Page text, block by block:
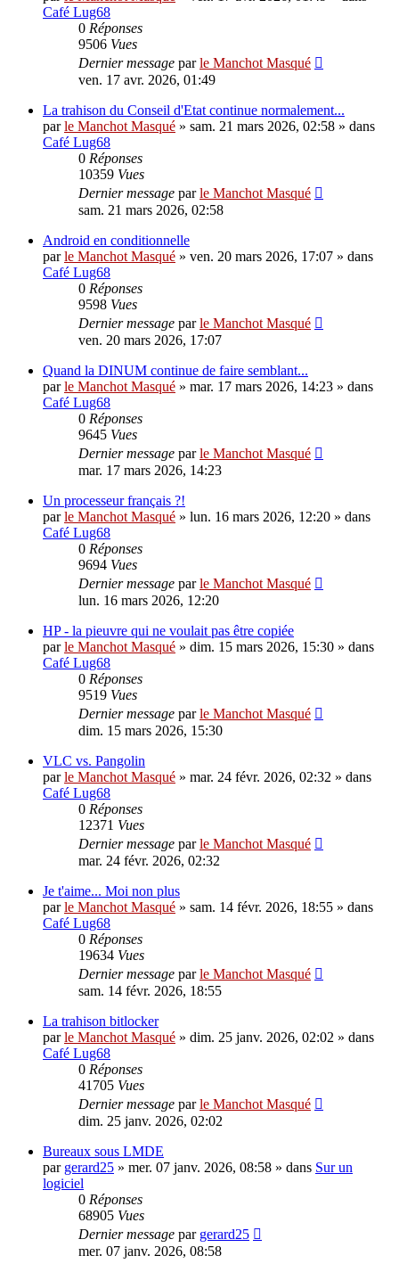
Café Lug68
0 Réponses
9506 Vues
Dernier message parle Manchot Masqué
ven. 17 avr. 2026, 01:49
La trahison du Conseil d'Etat continue normalement...
parle Manchot Masqué » sam. 21 mars 2026, 02:58 » dans
Café Lug68
0 Réponses
10359 Vues
Dernier message parle Manchot Masqué
sam. 21 mars 2026, 02:58
Android en conditionnelle
parle Manchot Masqué » ven. 20 mars 2026, 17:07 » dans
Café Lug68
0 Réponses
9598 Vues
Dernier message parle Manchot Masqué
ven. 20 mars 2026, 17:07
Quand la DINUM continue de faire semblant...
parle Manchot Masqué » mar. 17 mars 2026, 14:23 » dans
Café Lug68
0 Réponses
9645 Vues
Dernier message parle Manchot Masqué
mar. 17 mars 2026, 14:23
Un processeur français ?!
parle Manchot Masqué » lun. 16 mars 2026, 12:20 » dans
Café Lug68
0 Réponses
9694 Vues
Dernier message parle Manchot Masqué
lun. 16 mars 2026, 12:20
HP - la pieuvre qui ne voulait pas être copiée
parle Manchot Masqué » dim. 15 mars 2026, 15:30 » dans
Café Lug68
0 Réponses
9519 Vues
Dernier message parle Manchot Masqué
dim. 15 mars 2026, 15:30
VLC vs. Pangolin
parle Manchot Masqué » mar. 24 févr. 2026, 02:32 » dans
Café Lug68
0 Réponses
12371 Vues
Dernier message parle Manchot Masqué
mar. 24 févr. 2026, 02:32
Je t'aime... Moi non plus
parle Manchot Masqué » sam. 14 févr. 2026, 18:55 » dans
Café Lug68
0 Réponses
19634 Vues
Dernier message parle Manchot Masqué
sam. 14 févr. 2026, 18:55
La trahison bitlocker
parle Manchot Masqué » dim. 25 janv. 2026, 02:02 » dans
Café Lug68
0 Réponses
41705 Vues
Dernier message parle Manchot Masqué
dim. 25 janv. 2026, 02:02
Bureaux sous LMDE
par gerard25 » mer. 07 janv. 2026, 08:58 » dans Sur un
logiciel
0 Réponses
68905 Vues
Dernier message par gerard25
mer. 07 janv. 2026, 08:58